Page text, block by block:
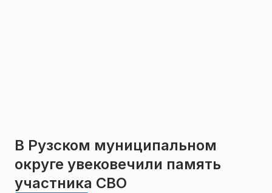
В Рузском муниципальном
округе увековечили память
участника СВО